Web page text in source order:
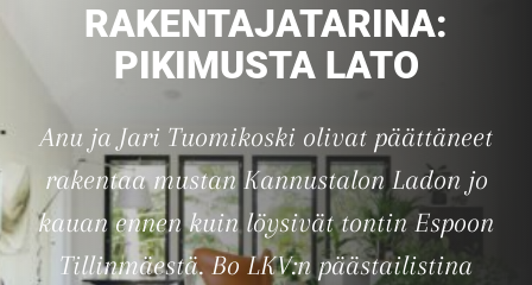
RAKENTAJATARINA:
PIKIMUSTA LATO
Anu ja Jari Tuomikoski olivat päättäneet
rakentaa mustan Kannustalon Ladon jo
kauan ennen kuin löysivät tontin Espoon
Tillinmäestä. Bo LKV:n päästailistina